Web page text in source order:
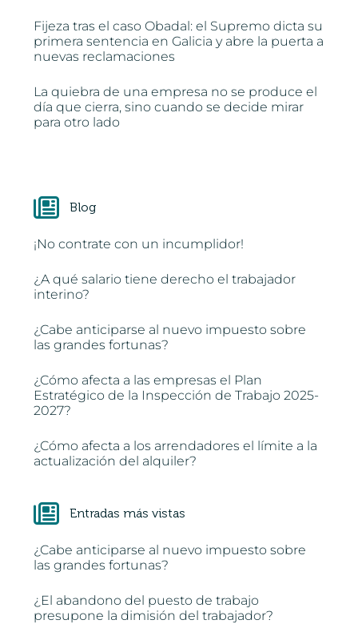
Fijeza tras el caso Obadal: el Supremo dicta su
primera sentencia en Galicia y abre la puerta a
nuevas reclamaciones
La quiebra de una empresa no se produce el
día que cierra, sino cuando se decide mirar
para otro lado
Blog
¡No contrate con un incumplidor!
¿A qué salario tiene derecho el trabajador
interino?
¿Cabe anticiparse al nuevo impuesto sobre
las grandes fortunas?
¿Cómo afecta a las empresas el Plan
Estratégico de la Inspección de Trabajo 2025-
2027?
¿Cómo afecta a los arrendadores el límite a la
actualización del alquiler?
Entradas más vistas
¿Cabe anticiparse al nuevo impuesto sobre
las grandes fortunas?
¿El abandono del puesto de trabajo
presupone la dimisión del trabajador?